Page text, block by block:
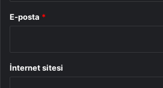
E-posta *
İnternet sitesi